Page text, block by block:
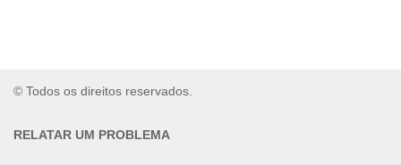
© Todos os direitos reservados.
RELATAR UM PROBLEMA